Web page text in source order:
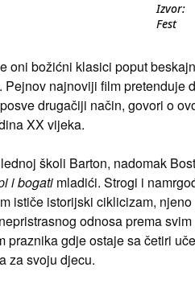
Izvor:
Fest
oni božićni klasici poput
najnoviji film pretenduje
drugačiji način, govori o
XX vijeka.
školi Barton, nadomak
i bogati mladići. Strogi i
ističe istorijski ciklicizam,
odnosa prema
praznika gdje ostaje sa četiri
za svoju djecu.